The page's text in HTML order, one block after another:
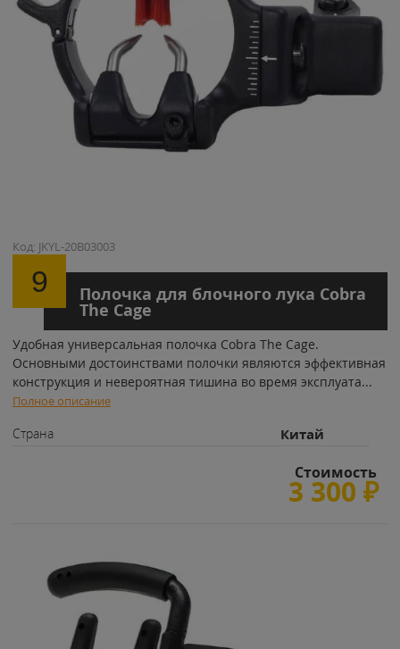
Код: JKYL-20B03003
9 Полочка для блочного лука Cobra
The Cage
Удобная универсальная полочка Cobra The Cage.
Основными достоинствами полочки являются эффективная
конструкция и невероятная тишина во время эксплуата...
Полное описание
Страна Китай
Стоимость
3 300 ₽